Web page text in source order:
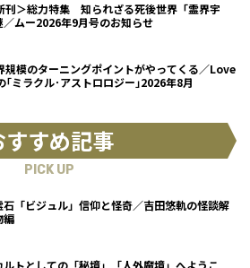
刊＞総力特集 知られざる死後世界「霊界宇
／ムー2026年9月号のお知らせ
規模のターニングポイントがやってくる／Love
｢ミラクル･アストロロジー｣2026年8月
すすめ記事
PICK UP
石「ビジュル」信仰と怪奇／吉田悠軌の怪談解
編